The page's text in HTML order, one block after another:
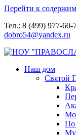
Перейти к
Тел.: 8 (499) 977-
dobro54@yandex.ru
НОУНаш дом
Святой
По